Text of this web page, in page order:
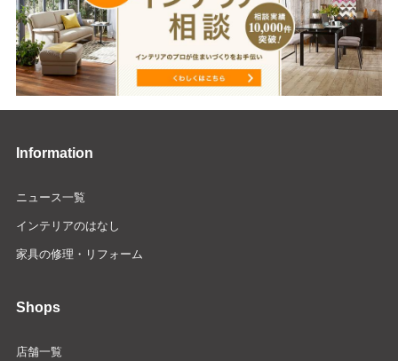
Information
ニュース一覧
インテリアのはなし
家具の修理・リフォーム
Shops
店舗一覧